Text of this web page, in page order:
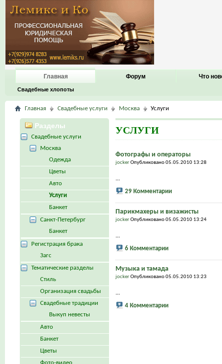
Главная
Свадебные хлопоты
Форум Что
Главная Свадебные услуги Москва Услуги
УСЛУГИ
Фотографы и операторы
jockerОпубликовано 05.05.2010 13:28
...
29 Комментарии
Парикмахеры и визажисты
jockerОпубликовано 05.05.2010 13:24
...
6 Комментарии
Музыка и тамада
jockerОпубликовано 05.05.2010 13:23
...
4 Комментарии
Разделы
Свадебные услуги
Москва
Одежда
Цветы
Авто
Услуги
Банкет
Санкт-Петербург
Банкет
Регистрация брака
Загс
Тематические разделы
Стиль
Организация свадьбы
Свадебные традиции
Выкуп невесты
Авто
Банкет
Цветы
Фото-видео